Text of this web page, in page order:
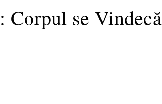
Corpul se Vindecă